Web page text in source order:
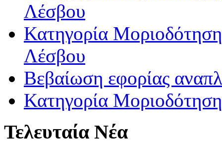
Λέσβου
Κατηγορία
Λέσβου
Βεβαίωση εφορίας
Κατηγορία
Τελευταία Νέα